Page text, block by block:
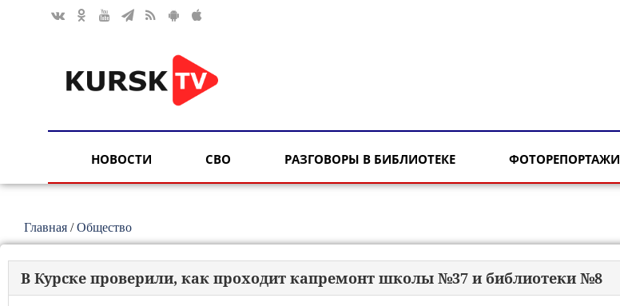
НОВОСТИ СВО РАЗГОВОРЫ В БИБЛИОТЕКЕ ФОТОРЕПОРТАЖИ
Главная /Общество
В Курске проверили, как проходит капремонт школы №37 и библиотеки №8